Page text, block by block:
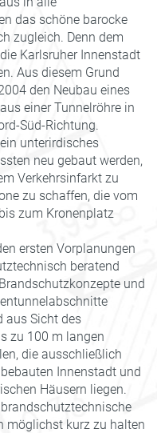
das schöne barocke
zugleich. Denn dem
Karlsruher Innenstadt
Aus diesem Grund
den Neubau eines
einer Tunnelröhre in
Süd-Richtung.
unterirdisches
neu gebaut werden,
Verkehrsinfarkt zu
zu schaffen, die vom
zum Kronenplatz
ersten Vorplanungen
beratend
und
aus Sicht des
zu 100 m langen
die ausschließlich
Innenstadt und
Häusern liegen.
möglichst kurz zu halten